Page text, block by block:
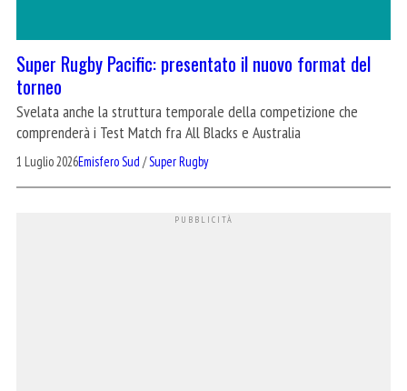
Super Rugby Pacific: presentato il nuovo format del
torneo
Svelata anche la struttura temporale della competizione che
comprenderà i Test Match fra All Blacks e Australia
1 Luglio 2026Emisfero Sud /Super Rugby